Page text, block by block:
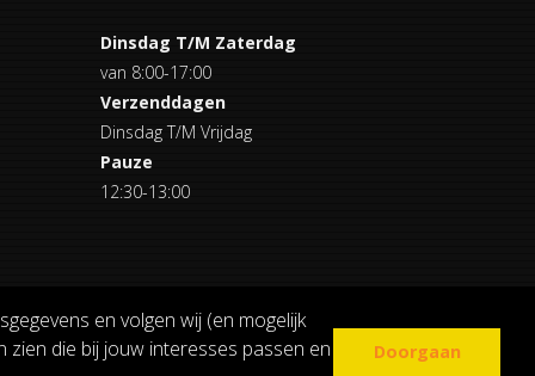
en volgen wij (en mogelijk
die bij jouw interesses passen en
Doorgaan
Dinsdag T/M Zaterdag
van 8:00-17:00
Verzenddagen
Dinsdag T/M Vrijdag
Pauze
12:30-13:00